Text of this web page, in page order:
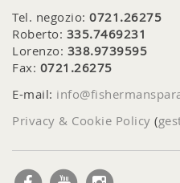
Tel. negozio: 0721.26275
Roberto: 335.7469231
Lorenzo: 338.9739595
Fax: 0721.26275
E-mail:
Privacy & Cookie Policy (